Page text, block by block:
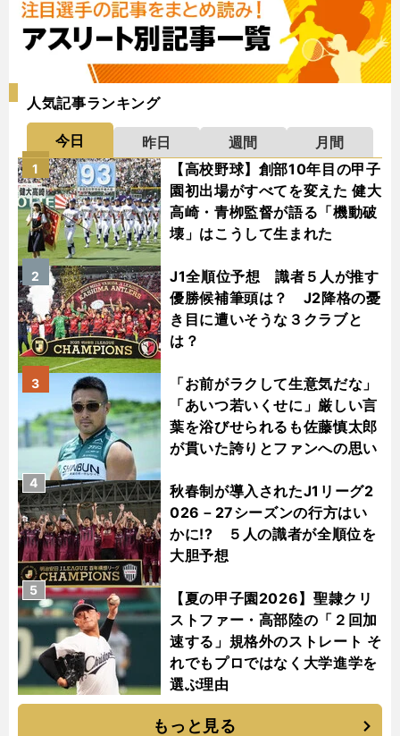
人気記事ランキング
今日 昨日 週間
月間
【高校野球】創部10年目の甲子
園初出場がすべてを変えた 健大
高崎・青栁監督が語る「機動破
壊」はこうして生まれた
1
J1全順位予想 識者５人が推す
優勝候補筆頭は？ J2降格の憂
き目に遭いそうな３クラブと
は？
2
「お前がラクして生意気だな」
「あいつ若いくせに」厳しい言
葉を浴びせられるも佐藤慎太郎
が貫いた誇りとファンへの思い
3
秋春制が導入されたJ1リーグ2
026－27シーズンの行方はい
かに!? ５人の識者が全順位を
大胆予想
4
【夏の甲子園2026】聖隷クリ
ストファー・高部陸の「２回加
速する」規格外のストレート そ
れでもプロではなく大学進学を
選ぶ理由
5
もっと見る